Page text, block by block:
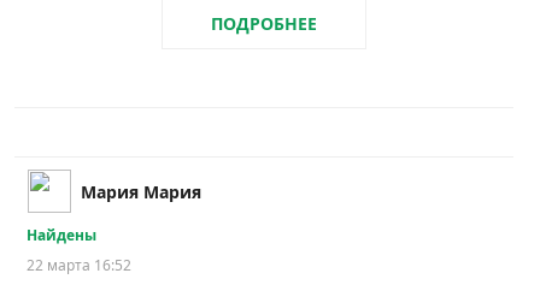
ПОДРОБНЕЕ
Мария Мария
Найдены
22 марта 16:52